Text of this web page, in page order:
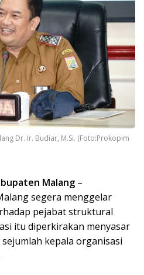
Dr. Ir. Budiar, M.Si. (Foto:Prokopim
Malang –
segera menggelar
pejabat struktural
itu diperkirakan menyasar
kepala organisasi